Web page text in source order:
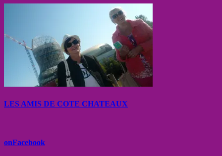
LES AMIS DE COTE CHATEAUX
onFacebook